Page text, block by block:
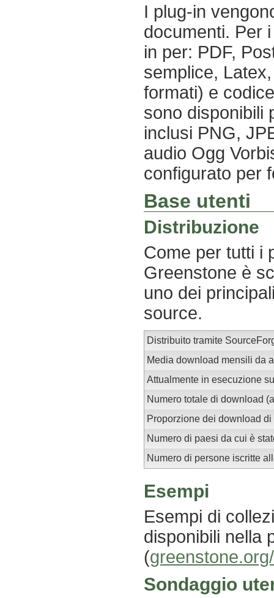
I plug-in
documenti. Per
in per: PDF,
semplice,
formati) e
sono disponibili
inclusi PNG,
audio Ogg
configurato per
Base utenti
Distribuzione
Come per tutti i
Greenstone è
uno dei
source.
Distribuito tramite
Media download mensili da
Attualmente in esecuzione
Numero totale di download
Proporzione dei download
Numero di paesi da cui è
Numero di persone iscritte
Esempi
Esempi di
disponibili nella
(
Sondaggio